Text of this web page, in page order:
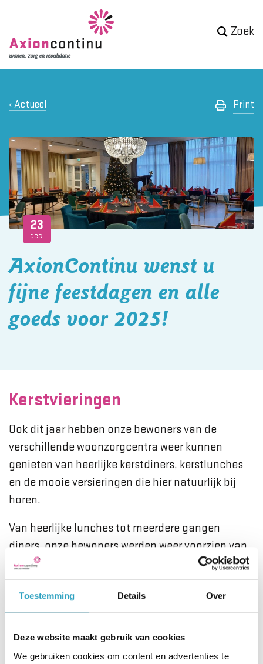
Toestemming Details Over
Deze website maakt gebruik van cookies
We gebruiken cookies om content en advertenties te
Zoek
Actueel Print
23
dec.
AxionContinu wenst u
fijne feestdagen en alle
goeds voor 2025!
Kerstvieringen
Ook dit jaar hebben onze bewoners van de
verschillende woonzorgcentra weer kunnen
genieten van heerlijke kerstdiners, kerstlunches
en de mooie versieringen die hier natuurlijk bij
horen.
Van heerlijke lunches tot meerdere gangen
diners, onze bewoners werden weer voorzien van
heerlijke hapjes, drankjes en gezelligheid! Het
waren weer geslaagde kerstvieringen!
AxionContinu wenst iedereen fijne feestdagen en